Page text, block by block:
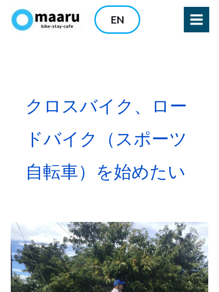
EN
クロスバイク、ロー
ドバイク（スポーツ
自転車）を始めたい
【自
分
は
乗
れ